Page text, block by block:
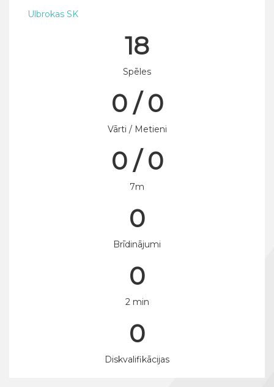
Ulbrokas SK
18
Spēles
0 / 0
Vārti / Metieni
0 / 0
7m
0
Brīdinājumi
0
2 min
0
Diskvalifikācijas